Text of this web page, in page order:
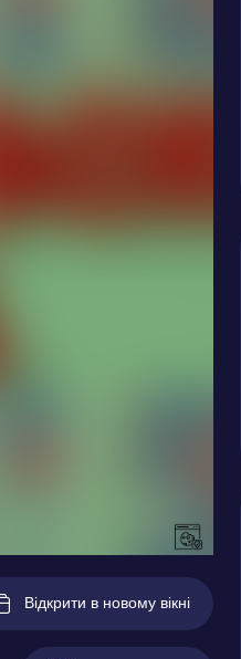
Відкрити в новому вікні